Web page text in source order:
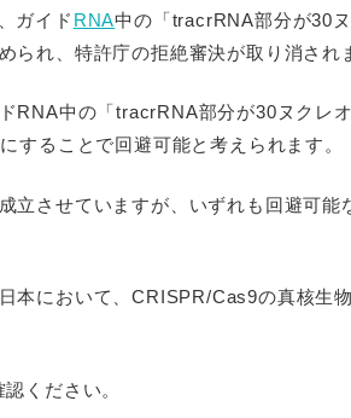
ガイド RNA中の「tracrRNA部分が30
れ、特許庁の拒絶審決が取り消され
RNA中の「tracrRNA部分が30ヌクレ
することで回避可能と考えられます。
立させていますが、いずれも回避可能
本において、CRISPR/Cas9の真核生
ください。